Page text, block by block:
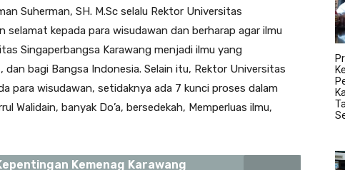
Suherman, SH. M.Sc selalu Rektor Universitas
selamat kepada para wisudawan dan berharap agar ilmu
Singaperbangsa Karawang menjadi ilmu yang
bagi Bangsa Indonesia. Selain itu, Rektor Universitas
para wisudawan, setidaknya ada 7 kunci proses dalam
Walidain, banyak Do’a, bersedekah, Memperluas ilmu,
Kemenag Karawang